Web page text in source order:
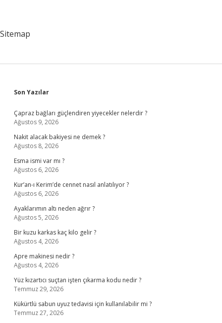
Sitemap
Sidebar
Son Yazılar
Çapraz bağları güçlendiren yiyecekler nelerdir ?
Ağustos 9, 2026
Nakit alacak bakiyesi ne demek ?
Ağustos 8, 2026
Esma ismi var mı ?
Ağustos 6, 2026
Kur’an-ı Kerim’de cennet nasıl anlatılıyor ?
Ağustos 6, 2026
Ayaklarımın altı neden ağrır ?
Ağustos 5, 2026
Bir kuzu karkas kaç kilo gelir ?
Ağustos 4, 2026
Apre makinesi nedir ?
Ağustos 4, 2026
Yüz kızartıcı suçtan işten çıkarma kodu nedir ?
Temmuz 29, 2026
Kükürtlü sabun uyuz tedavisi için kullanılabilir mi ?
Temmuz 27, 2026